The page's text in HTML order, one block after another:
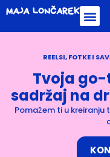
MAJA LONČAREK
REELSI, FOTKE I
Tvoja go-
sadržaj na
Pomažem ti u kreiranju